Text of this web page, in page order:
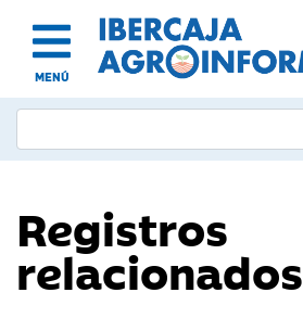
MENÚ
Registros
relacionados